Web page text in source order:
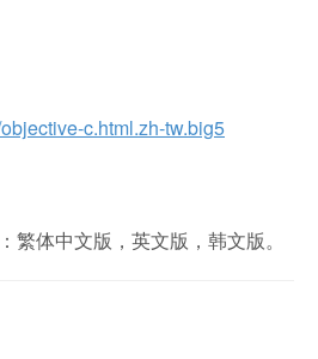
c.html.zh-tw.big5
繁体中文版，英文版，韩文版。